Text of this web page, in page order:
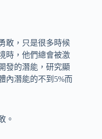
敢，只是很多時候
時，他們總會被激
發的潛能，研究顯
內潛能的不到5%而
。